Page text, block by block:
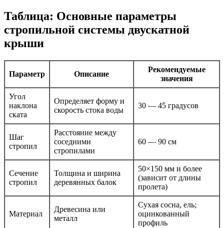
Таблица: Основные параметры
стропильной системы двускатной
крыши
Параметр Описание
Рекомендуемые
значения
Угол
наклона
ската
Определяет форму и
скорость стока воды
30 — 45 градусов
Шаг
стропил
Расстояние между
соседними
стропилами
60 — 90 см
Сечение
стропил
Толщина и ширина
деревянных балок
50×150 мм и более
(зависит от длины
пролета)
Материал
Древесина или
металл
Сухая сосна, ель;
оцинкованный
профиль